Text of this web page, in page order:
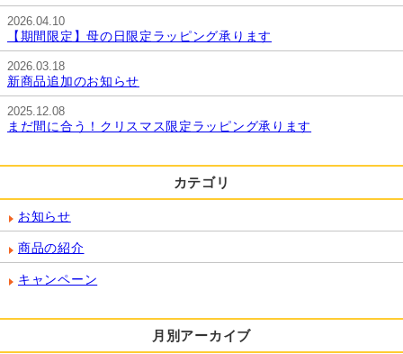
2026.04.10
【期間限定】母の日限定ラッピング承ります
2026.03.18
新商品追加のお知らせ
2025.12.08
まだ間に合う！クリスマス限定ラッピング承ります
カテゴリ
お知らせ
商品の紹介
キャンペーン
月別アーカイブ